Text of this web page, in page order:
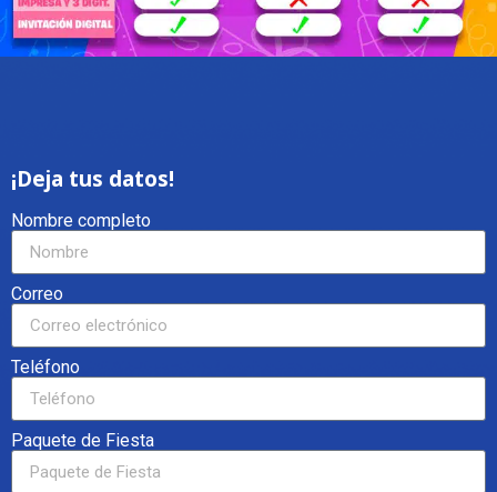
¡Deja tus datos!
Nombre completo
Correo
Teléfono
Paquete de Fiesta